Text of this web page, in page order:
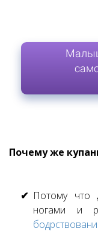
Почему же
Потому что
ногами и